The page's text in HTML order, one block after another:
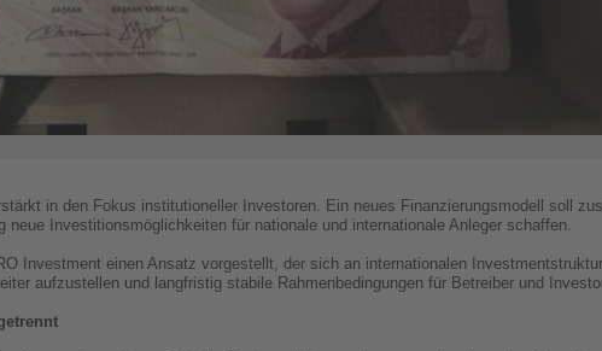
in den Fokus institutioneller Investoren. Ein neues Finanzierungsmodell soll
neue Investitionsmöglichkeiten für nationale und internationale Anleger schaffen.
Investment einen Ansatz vorgestellt, der sich an internationalen
aufzustellen und langfristig stabile Rahmenbedingungen für Betreiber und